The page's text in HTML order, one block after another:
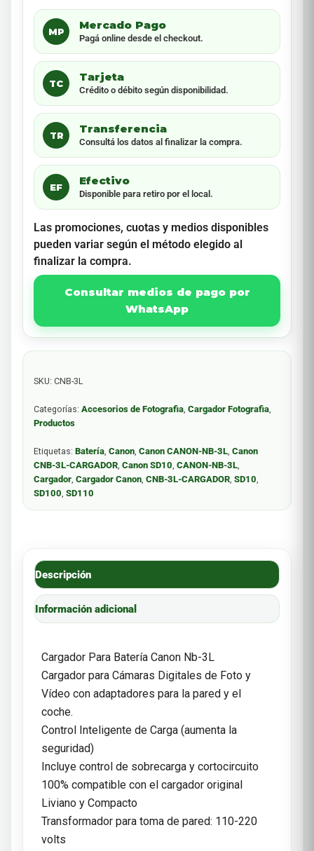
MP
Mercado Pago
Pagá online desde el checkout.
TC
Tarjeta
Crédito o débito según disponibilidad.
TR
Transferencia
Consultá los datos al finalizar la compra.
EF
Efectivo
Disponible para retiro por el local.
Las promociones, cuotas y medios disponibles
pueden variar según el método elegido al
finalizar la compra.
Consultar medios de pago por
WhatsApp
SKU: CNB-3L
Categorías: Accesorios de Fotografia, Cargador Fotografia,
Productos
Etiquetas: Batería, Canon, Canon CANON-NB-3L, Canon
CNB-3L-CARGADOR, Canon SD10, CANON-NB-3L,
Cargador, Cargador Canon, CNB-3L-CARGADOR, SD10,
SD100, SD110
Descripción
Información adicional
Cargador Para Batería Canon Nb-3L
Cargador para Cámaras Digitales de Foto y
Vídeo con adaptadores para la pared y el
coche.
Control Inteligente de Carga (aumenta la
seguridad)
Incluye control de sobrecarga y cortocircuito
100% compatible con el cargador original
Liviano y Compacto
Transformador para toma de pared: 110-220
volts